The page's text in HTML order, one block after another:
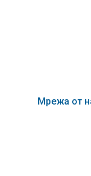
Мрежа от